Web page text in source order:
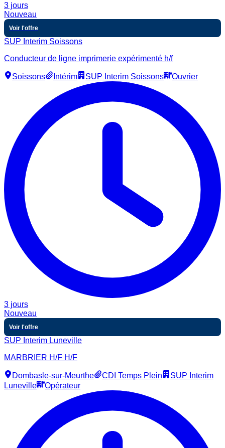
3 jours
Nouveau
Voir l'offre
SUP Interim Soissons
Conducteur de ligne imprimerie expérimenté h/f
Soissons Intérim SUP Interim Soissons Ouvrier
3 jours
Nouveau
Voir l'offre
SUP Interim Luneville
MARBRIER H/F H/F
Dombasle-sur-Meurthe CDI Temps Plein
SUP Interim
Luneville
Opérateur